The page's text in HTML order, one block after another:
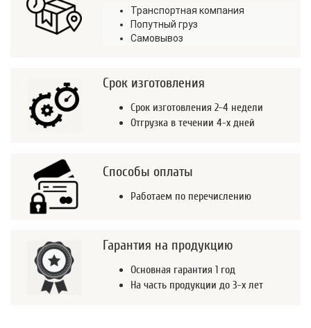
Транспортная компания
Попутный груз
Самовывоз
Срок изготовления
Срок изготовления 2-4 недели
Отгрузка в течении 4-х дней
Способы оплаты
Работаем по перечислению
Гарантия на продукцию
Основная гарантия 1 год
На часть продукции до 3-х лет